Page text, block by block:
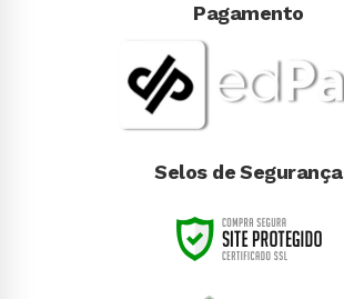
Pagamento
Selos de Segurança